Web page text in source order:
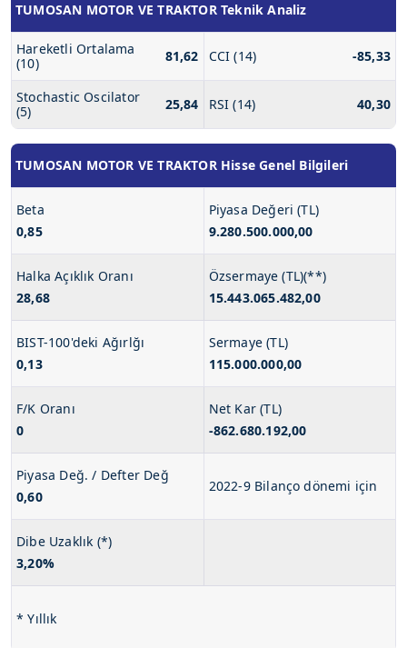
TUMOSAN MOTOR VE TRAKTOR Teknik Analiz
Hareketli Ortalama
(10)
81,62 CCI (14) -85,33
Stochastic Oscilator
(5)
25,84 RSI (14) 40,30
TUMOSAN MOTOR VE TRAKTOR Hisse Genel Bilgileri
Beta
0,85
Piyasa Değeri (TL)
9.280.500.000,00
Halka Açıklık Oranı
28,68
Özsermaye (TL)(**)
15.443.065.482,00
BIST-100'deki Ağırlğı
0,13
Sermaye (TL)
115.000.000,00
F/K Oranı
0
Net Kar (TL)
-862.680.192,00
Piyasa Değ. / Defter Değ
0,60
2022-9 Bilanço dönemi için
Dibe Uzaklık (*)
3,20%
* Yıllık